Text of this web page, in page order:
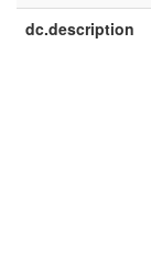
dc.description